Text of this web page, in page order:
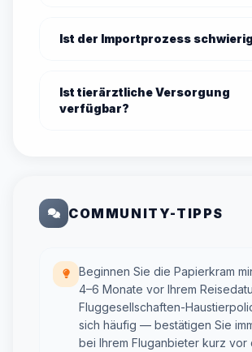
Ist der Importprozess
Ist tierärztliche Versorgung
verfügbar?
COMMUNITY-TIPPS
Beginnen Sie die Papierkram
4–6 Monate vor Ihrem
Fluggesellschaften-
sich häufig — bestätigen Sie
bei Ihrem Fluganbieter kurz vor